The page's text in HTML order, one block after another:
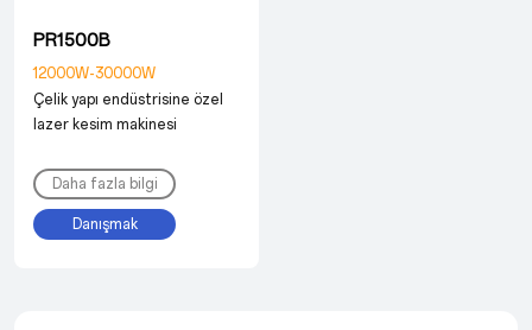
PR1500B
12000W-30000W
Çelik yapı endüstrisine özel
lazer kesim makinesi
Daha fazla bilgi
Danışmak